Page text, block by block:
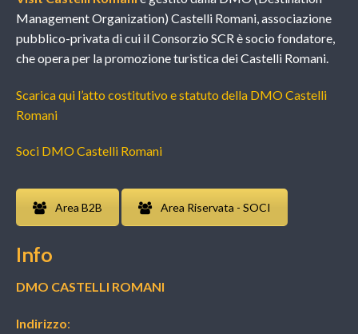
Management Organization) Castelli Romani, associazione
pubblico-privata di cui il Consorzio SCR è socio fondatore,
che opera per la promozione turistica dei Castelli Romani.
Scarica qui l’atto costitutivo e statuto della DMO Castelli
Romani
Soci DMO Castelli Romani
Area B2B Area Riservata - SOCI
Info
DMO CASTELLI ROMANI
Indirizzo: